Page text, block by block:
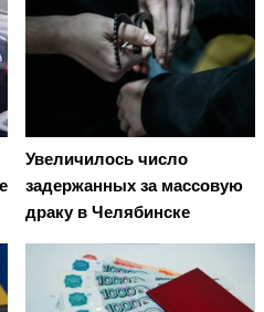
Увеличилось число
задержанных за массовую
драку в Челябинске